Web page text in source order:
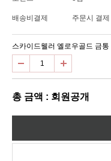
배송비결제 주문시 결제
스카이드웰러 옐로우골드 금
총 금액 : 회원공개